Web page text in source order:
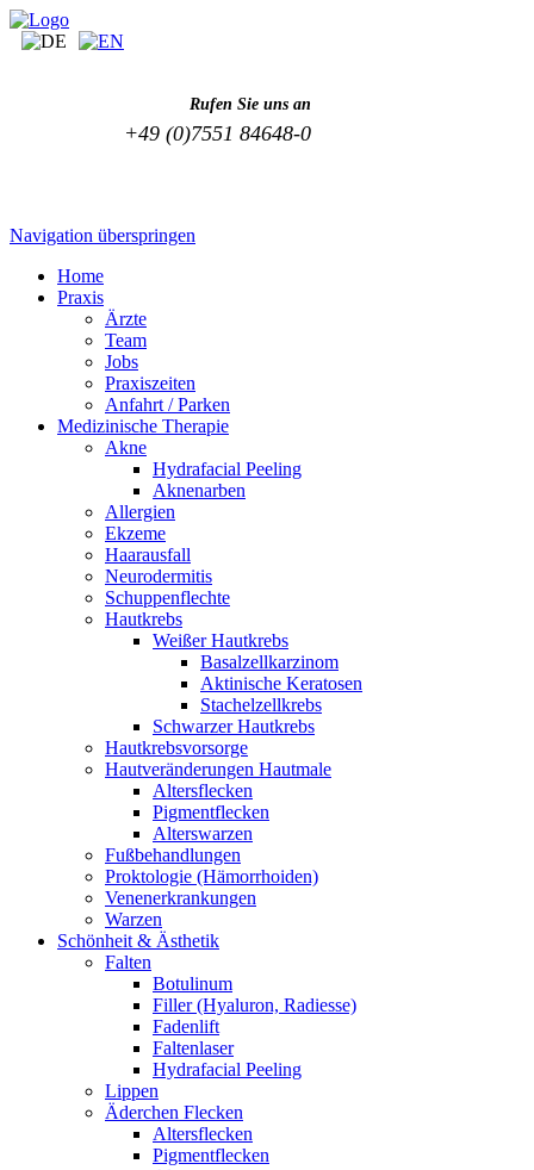
Rufen Sie uns an
+49 (0)7551 84648-0
Navigation überspringen
Home
Praxis
Ärzte
Team
Jobs
Praxiszeiten
Anfahrt / Parken
Medizinische Therapie
Akne
Hydrafacial Peeling
Aknenarben
Allergien
Ekzeme
Haarausfall
Neurodermitis
Schuppenflechte
Hautkrebs
Weißer Hautkrebs
Basalzellkarzinom
Aktinische Keratosen
Stachelzellkrebs
Schwarzer Hautkrebs
Hautkrebsvorsorge
Hautveränderungen Hautmale
Altersflecken
Pigmentflecken
Alterswarzen
Fußbehandlungen
Proktologie (Hämorrhoiden)
Venenerkrankungen
Warzen
Schönheit & Ästhetik
Falten
Botulinum
Filler (Hyaluron, Radiesse)
Fadenlift
Faltenlaser
Hydrafacial Peeling
Lippen
Äderchen Flecken
Altersflecken
Pigmentflecken